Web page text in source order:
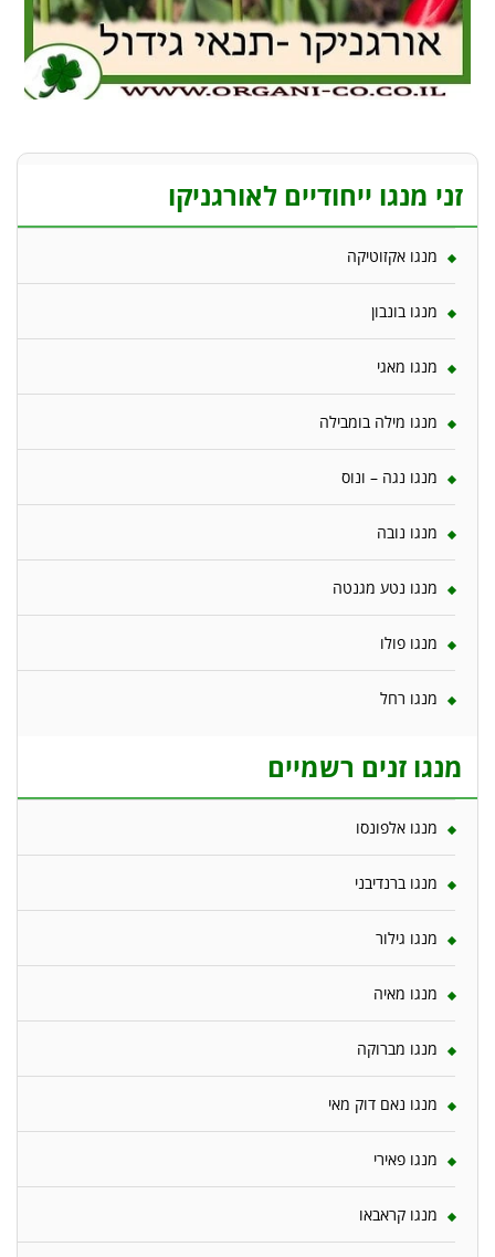
זני מנגו ייחודיים לאורגניקו
מנגו אקזוטיקה
מנגו בונבון
מנגו מאגי
מנגו מילה בומבילה
מנגו נגה – ונוס
מנגו נובה
מנגו נטע מגנטה
מנגו פולו
מנגו רחל
מנגו זנים רשמיים
מנגו אלפונסו
מנגו ברנדיבני
מנגו גילור
מנגו מאיה
מנגו מברוקה
מנגו נאם דוק מאי
מנגו פאירי
מנגו קראבאו